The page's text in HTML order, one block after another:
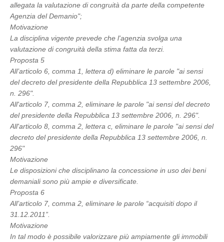
allegata la valutazione di congruità da parte della competente
Agenzia del Demanio";
Motivazione
La disciplina vigente prevede che l'agenzia svolga una
valutazione di congruità della stima fatta da terzi.
Proposta 5
All’articolo 6, comma 1, lettera d) eliminare le parole "ai sensi
del decreto del presidente della Repubblica 13 settembre 2006,
n. 296".
All'articolo 7, comma 2, eliminare le parole "ai sensi del decreto
del presidente della Repubblica 13 settembre 2006, n. 296".
All'articolo 8, comma 2, lettera c, eliminare le parole "ai sensi del
decreto del presidente della Repubblica 13 settembre 2006, n.
296"
Motivazione
Le disposizioni che disciplinano la concessione in uso dei beni
demaniali sono più ampie e diversificate.
Proposta 6
All’articolo 7, comma 2, eliminare le parole “acquisiti dopo il
31.12.2011”.
Motivazione
In tal modo è possibile valorizzare più ampiamente gli immobili